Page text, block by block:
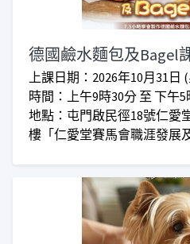
德國鹼水麵包及Bagel
上課日期：2026年10月31日
時間：上午9時30分 至 下午
地點：屯門啟民徑18號仁愛
樓「仁愛堂賽馬會職涯發展
***仁愛堂員工可享額外優惠
***上課時間會因應實際情